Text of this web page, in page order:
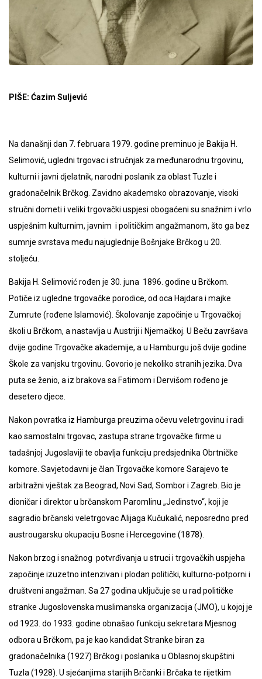
PIŠE: Ćazim Suljević
Na današnji dan 7. februara 1979. godine preminuo je Bakija H.
Selimović, ugledni trgovac i stručnjak za međunarodnu trgovinu,
kulturni i javni djelatnik, narodni poslanik za oblast Tuzle i
gradonačelnik Brčkog. Zavidno akademsko obrazovanje, visoki
stručni dometi i veliki trgovački uspjesi obogaćeni su snažnim i vrlo
uspješnim kulturnim, javnim i političkim angažmanom, što ga bez
sumnje svrstava među najuglednije Bošnjake Brčkog u 20.
stoljeću.
Bakija H. Selimović rođen je 30. juna 1896. godine u Brčkom.
Potiče iz ugledne trgovačke porodice, od oca Hajdara i majke
Zumrute (rođene Islamović). Školovanje započinje u Trgovačkoj
školi u Brčkom, a nastavlja u Austriji i Njemačkoj. U Beču završava
dvije godine Trgovačke akademije, a u Hamburgu još dvije godine
Škole za vanjsku trgovinu. Govorio je nekoliko stranih jezika. Dva
puta se ženio, a iz brakova sa Fatimom i Dervišom rođeno je
desetero djece.
Nakon povratka iz Hamburga preuzima očevu veletrgovinu i radi
kao samostalni trgovac, zastupa strane trgovačke firme u
tadašnjoj Jugoslaviji te obavlja funkciju predsjednika Obrtničke
komore. Savjetodavni je član Trgovačke komore Sarajevo te
arbitražni vještak za Beograd, Novi Sad, Sombor i Zagreb. Bio je
dioničar i direktor u brčanskom Paromlinu „Jedinstvo“, koji je
sagradio brčanski veletrgovac Alijaga Kučukalić, neposredno pred
austrougarsku okupaciju Bosne i Hercegovine (1878).
Nakon brzog i snažnog potvrđivanja u struci i trgovačkih uspjeha
započinje izuzetno intenzivan i plodan politički, kulturno-potporni i
društveni angažman. Sa 27 godina uključuje se u rad političke
stranke Jugoslovenska muslimanska organizacija (JMO), u kojoj je
od 1923. do 1933. godine obnašao funkciju sekretara Mjesnog
odbora u Brčkom, pa je kao kandidat Stranke biran za
gradonačelnika (1927) Brčkog i poslanika u Oblasnoj skupštini
Tuzla (1928). U sjećanjima starijih Brčanki i Brčaka te rijetkim